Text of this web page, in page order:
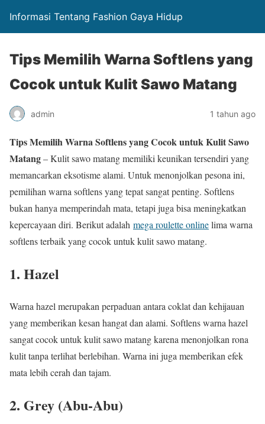
Informasi Tentang Fashion Gaya Hidup
Tips Memilih Warna Softlens yang
Cocok untuk Kulit Sawo Matang
admin 1 tahun ago
Tips Memilih Warna Softlens yang Cocok untuk Kulit Sawo
Matang– Kulit sawo matang memiliki keunikan tersendiri yang
memancarkan eksotisme alami. Untuk menonjolkan pesona ini,
pemilihan warna softlens yang tepat sangat penting. Softlens
bukan hanya memperindah mata, tetapi juga bisa meningkatkan
kepercayaan diri. Berikut adalah mega roulette onlinelima warna
softlens terbaik yang cocok untuk kulit sawo matang.
1. Hazel
Warna hazel merupakan perpaduan antara coklat dan kehijauan
yang memberikan kesan hangat dan alami. Softlens warna hazel
sangat cocok untuk kulit sawo matang karena menonjolkan rona
kulit tanpa terlihat berlebihan. Warna ini juga memberikan efek
mata lebih cerah dan tajam.
2. Grey (Abu-Abu)